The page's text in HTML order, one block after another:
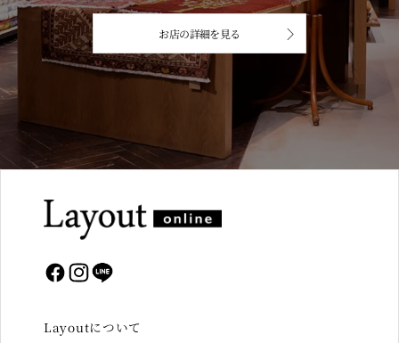
お店の詳細を見る
Facebook
Instagram
LINE
Layoutについて